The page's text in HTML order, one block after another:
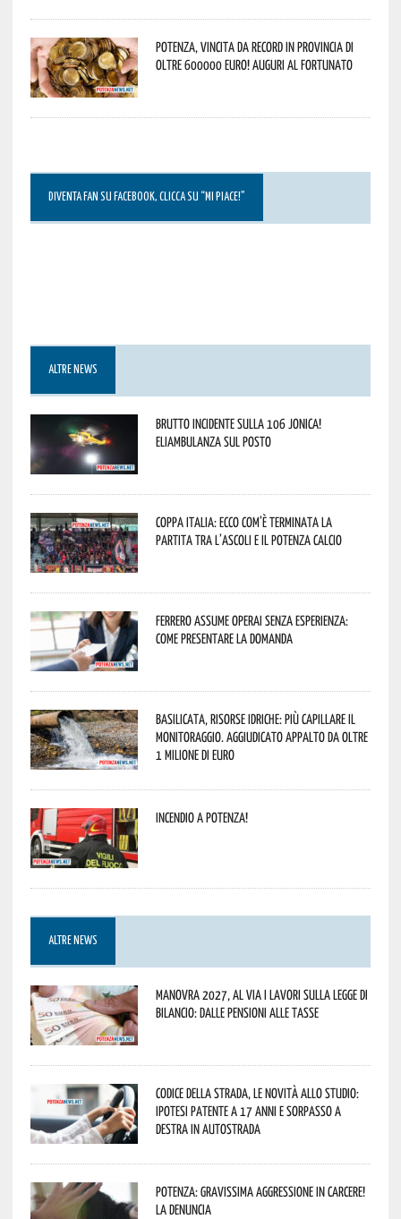
Potenza, vincita da record in provincia di
oltre 600000 euro! Auguri al fortunato
DIVENTA FAN SU FACEBOOK, CLICCA SU “MI PIACE!”
ALTRE NEWS
Brutto incidente sulla 106 Jonica!
Eliambulanza sul posto
Coppa Italia: ecco com’è terminata la
partita tra l’Ascoli e il Potenza Calcio
Ferrero assume operai senza esperienza:
come presentare la domanda
Basilicata, Risorse idriche: più capillare il
monitoraggio. Aggiudicato appalto da oltre
1 milione di euro
Incendio a Potenza!
ALTRE NEWS
Manovra 2027, al via i lavori sulla Legge di
Bilancio: dalle pensioni alle tasse
Codice della strada, le novità allo studio:
ipotesi patente a 17 anni e sorpasso a
destra in autostrada
Potenza: gravissima aggressione in Carcere!
La denuncia